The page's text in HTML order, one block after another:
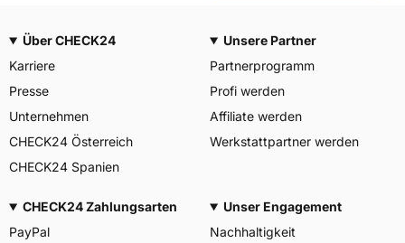
3PMSF / Alpine-Symbol
Nein
Allgemeine Produktsicherheit (GPSR)
BRIDGESTONE EU NV/SA,
Via del Fosso del Salceto
market.surveillance@bridges
Über CHECK24
Karriere
Presse
Unternehmen
CHECK24 Österreich
CHECK24 Spanien
Unsere Partner
Partnerprogramm
Profi werden
Affiliate werden
Werkstattpartner werden
CHECK24 Zahlungsarten
PayPal
Unser Engagement
Nachhaltigkeit